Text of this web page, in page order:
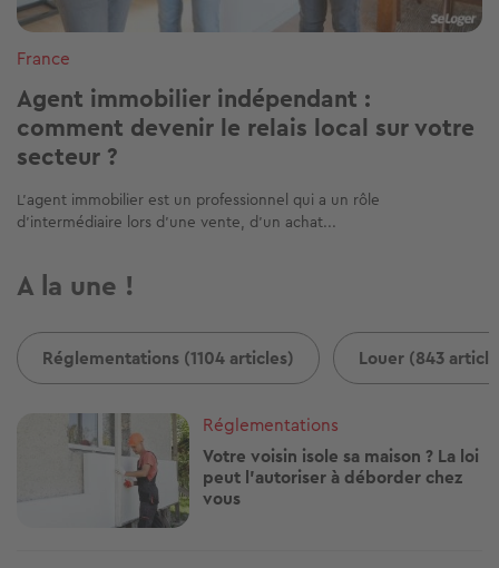
France
Agent immobilier indépendant :
comment devenir le relais local sur votre
secteur ?
L'agent immobilier est un professionnel qui a un rôle
d'intermédiaire lors d'une vente, d'un achat...
A la une !
Réglementations (1104 articles) Louer (843
Réglementations
Votre voisin isole sa maison ? La loi
peut l'autoriser à déborder chez
vous